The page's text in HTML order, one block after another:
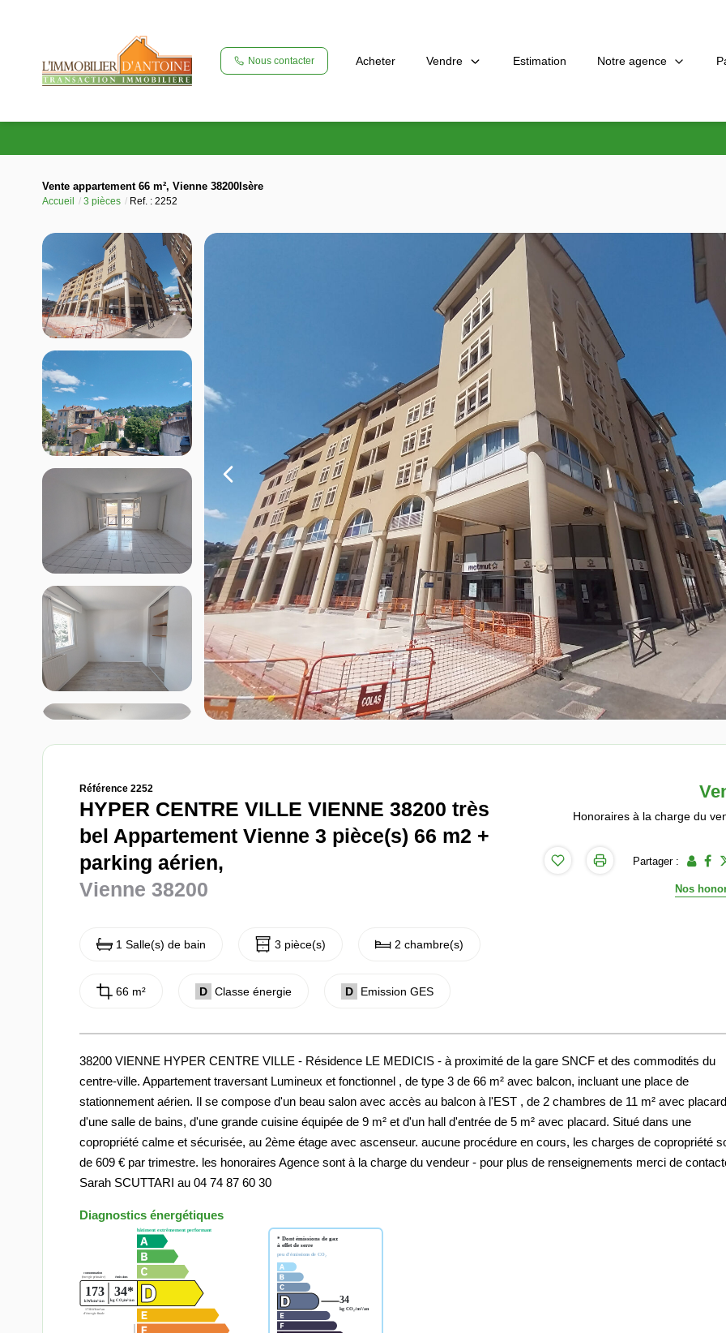
Nous contacter Acheter Vendre Estimation Notre agence
Vente appartement 66 m², Vienne 38200Isère
Accueil 3 pièces Ref. : 2252
Référence 2252
HYPER CENTRE VILLE VIENNE 38200 très
bel Appartement Vienne 3 pièce(s) 66 m2 +
parking aérien,
Vienne 38200
1 Salle(s) de bain 3 pièce(s) 2 chambre(s)
66 m² D Classe énergie D Emission GES
Honoraires à la charge du
Partager :
Nos
38200 VIENNE HYPER CENTRE VILLE - Résidence LE MEDICIS - à proximité de la gare SNCF et des commodités du
centre-ville. Appartement traversant Lumineux et fonctionnel , de type 3 de 66 m² avec balcon, incluant une place de
stationnement aérien. Il se compose d'un beau salon avec accès au balcon à l'EST , de 2 chambres de 11 m² avec
d'une salle de bains, d'une grande cuisine équipée de 9 m² et d'un hall d'entrée de 5 m² avec placard. Situé dans une
copropriété calme et sécurisée, au 2ème étage avec ascenseur. aucune procédure en cours, les charges de copropriété
de 609 € par trimestre. les honoraires Agence sont à la charge du vendeur - pour plus de renseignements merci de
Sarah SCUTTARI au 04 74 87 60 30
Diagnostics énergétiques